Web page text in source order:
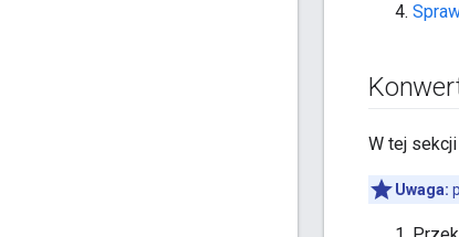
W tej
Uwaga: